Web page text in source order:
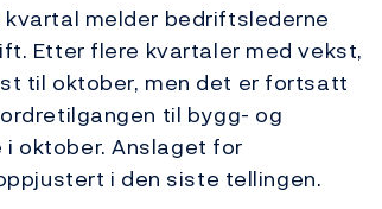
melder bedriftslederne
Etter flere kvartaler med vekst,
til oktober, men det er fortsatt
til bygg- og
oktober. Anslaget for
i den siste tellingen.